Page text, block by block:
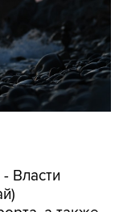
Власти
а также